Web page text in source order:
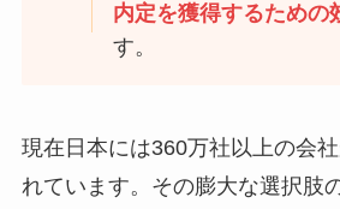
内定を獲得するための
す。
現在日本には360万社以上の会
れています。その膨大な選択肢